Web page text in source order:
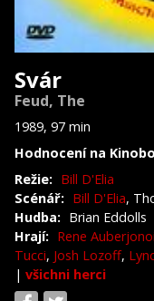
Svár
Feud, The
1989, 97 min
Hodnocení na
Režie: Bill D'Elia
Scénář: Bill D'Elia,
Hudba: Brian Eddolls
Hrají: Rene
Tucci, Josh Lozoff,
| všichni herci